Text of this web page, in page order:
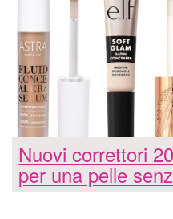
Nuovi correttori
per una pelle